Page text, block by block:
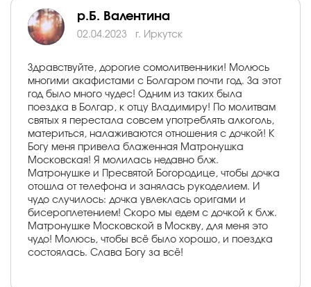
р.Б. Валентина
02.04.2023 г. Иркутск
Здравствуйте, дорогие сомолитвенники! Молюсь
многими акафистами с Болгаром почти год. За этот
год было много чудес! Одним из таких была
поездка в Болгар, к отцу Владимиру! По молитвам
святых я перестала совсем употреблять алкоголь,
материться, налаживаются отношения с дочкой! К
Богу меня привела блаженная Матронушка
Московская! Я молилась недавно блж.
Матронушке и Пресвятой Богородице, чтобы дочка
отошла от телефона и занялась рукоделием. И
чудо случилось: дочка увлеклась оригами и
бисероплетением! Скоро мы едем с дочкой к блж.
Матронушке Московской в Москву, для меня это
чудо! Молюсь, чтобы всё было хорошо, и поездка
состоялась. Слава Богу за всё!